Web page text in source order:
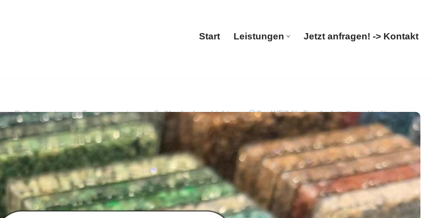
Start Leistungen Jetzt anfragen! -> Kontakt
Balkonsanierung, Treppensanierung, Fußbodenbeschichtung.
PayKIES für Ensdorf stellt zur Verfügung
Balkonsanierung, Fußbodenbeschichtung.
PayKIES, Ihr Boden-Verleger für ✓Steinteppich,
als auch ✓Fußbodenbeschichtung für 66806 Ensdorf. Nutzen Sie unsere Erfahrung ✉.